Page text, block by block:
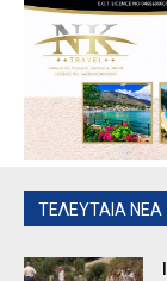
ΤΕΛΕΥΤΑΙΑ ΝΕΑ